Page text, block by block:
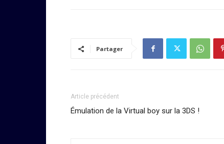
Partager
Article précédent
Émulation de la Virtual boy sur la 3DS !